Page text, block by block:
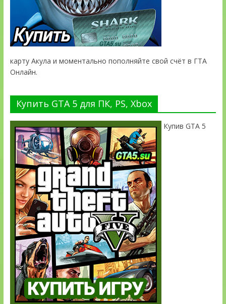
карту Акула и моментально пополняйте свой счёт в ГТА
Онлайн.
Купить GTA 5 для ПК, PS, Xbox
Купив GTA 5